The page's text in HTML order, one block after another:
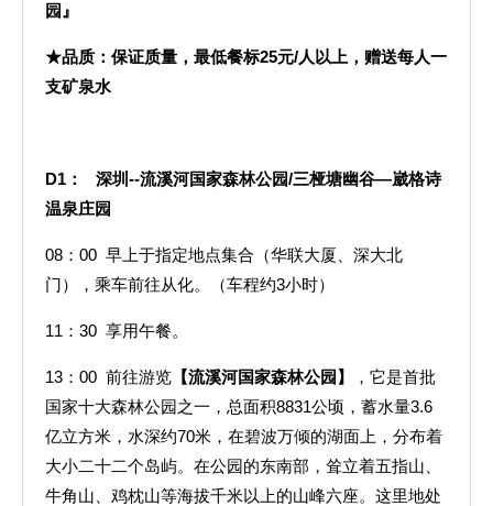
园 』
★品质：保证质量，最低餐标25元/人以上，赠送每人一
支矿泉水
D1 ： 深圳--流溪河国家森林公园/三桠塘幽谷—崴格诗
温泉庄园
08：00 早上于指定地点集合（华联大厦、深大北
门），乘车前往从化。（车程约3小时）
11：30 享用午餐。
13：00 前往游览 【流溪河国家森林公园】
，它是首批
国家十大森林公园之一，总面积8831公顷，蓄水量3.6
亿立方米，水深约70米，在碧波万倾的湖面上，分布着
大小二十二个岛屿。在公园的东南部，耸立着五指山、
牛角山、鸡枕山等海拔千米以上的山峰六座。这里地处